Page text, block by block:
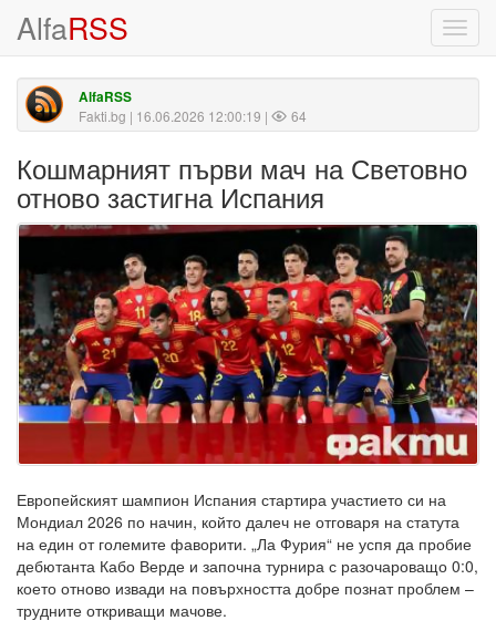
AlfaRSS
AlfaRSS
Fakti.bg | 16.06.2026 12:00:19 | 64
Кошмарният първи мач на Световно
отново застигна Испания
Европейският шампион Испания стартира участието си на
Мондиал 2026 по начин, който далеч не отговаря на статута
на един от големите фаворити. „Ла Фурия“ не успя да пробие
дебютанта Кабо Верде и започна турнира с разочароващо 0:0,
което отново извади на повърхността добре познат проблем –
трудните откриващи мачове.